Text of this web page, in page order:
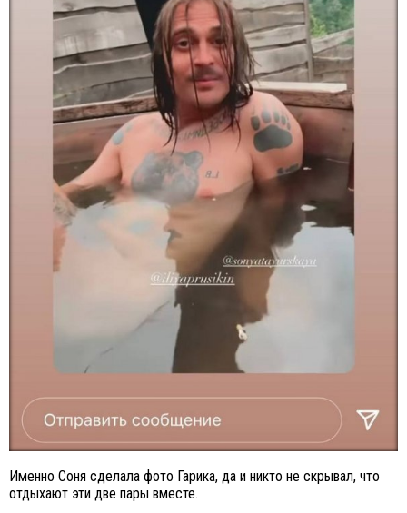
Именно Соня сделала фото Гарика, да и никто не скрывал, что
отдыхают эти две пары вместе.